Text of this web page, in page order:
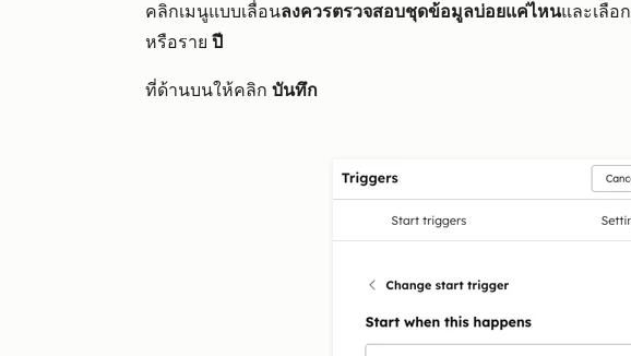
คลิกเมนูแบบเลื่อนลงควรตรวจสอบชุดข้อมูลบ่อยแค่ไหนและเลือก
หรือราย ปี
ที่ด้านบนให้คลิก บันทึก